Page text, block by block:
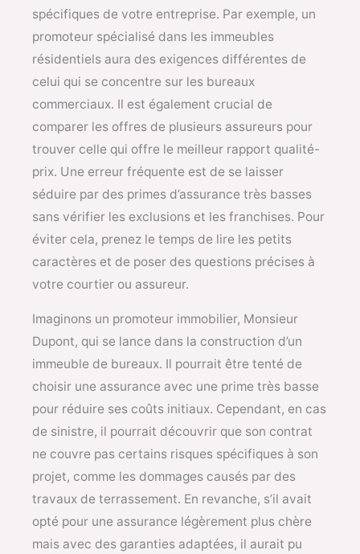
spécifiques de votre entreprise. Par exemple, un
promoteur spécialisé dans les immeubles
résidentiels aura des exigences différentes de
celui qui se concentre sur les bureaux
commerciaux. Il est également crucial de
comparer les offres de plusieurs assureurs pour
trouver celle qui offre le meilleur rapport qualité-
prix. Une erreur fréquente est de se laisser
séduire par des primes d’assurance très basses
sans vérifier les exclusions et les franchises. Pour
éviter cela, prenez le temps de lire les petits
caractères et de poser des questions précises à
votre courtier ou assureur.
Imaginons un promoteur immobilier, Monsieur
Dupont, qui se lance dans la construction d’un
immeuble de bureaux. Il pourrait être tenté de
choisir une assurance avec une prime très basse
pour réduire ses coûts initiaux. Cependant, en cas
de sinistre, il pourrait découvrir que son contrat
ne couvre pas certains risques spécifiques à son
projet, comme les dommages causés par des
travaux de terrassement. En revanche, s’il avait
opté pour une assurance légèrement plus chère
mais avec des garanties adaptées, il aurait pu